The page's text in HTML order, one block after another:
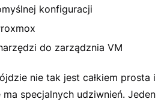
konfiguracji
do zarządznia VM
nie tak jest całkiem prosta i
specjalnych udziwnień. Jeden